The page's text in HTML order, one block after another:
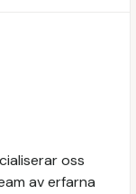
oss
av erfarna